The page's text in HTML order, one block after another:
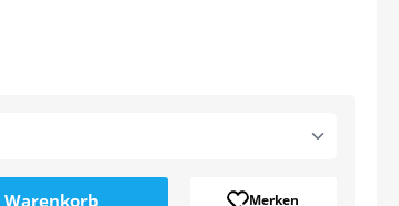
Warenkorb Merken